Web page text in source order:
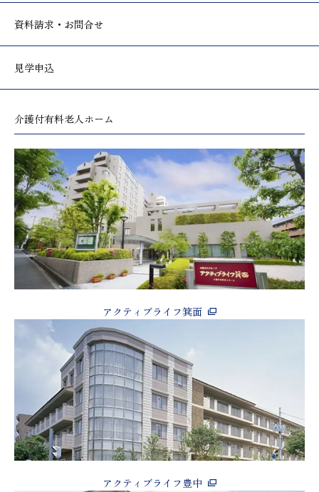
資料請求・お問合せ
見学申込
介護付有料老人ホーム
アクティブライフ箕面
アクティブライフ豊中